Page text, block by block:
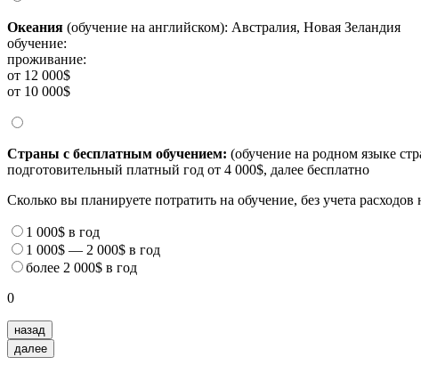
Океания (обучение на английском): Австралия, Новая Зеландия
обучение:
проживание:
от 12 000$
от 10 000$
Страны с бесплатным обучением: (обучение на родном языке
подготовительный платный год от 4 000$, далее бесплатно
Сколько вы планируете потратить на обучение, без учета
1 000$ в год
1 000$ — 2 000$ в год
более 2 000$ в год
0
назад
далее